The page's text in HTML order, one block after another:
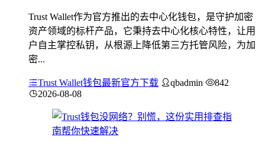
Trust Wallet作为官方推出的去中心化钱包，是守护加密
资产领域的标杆产品，它秉持去中心化核心特性，让用
户自主掌控私钥，从根源上降低第三方托管风险，为加
密...
Trust Wallet钱包最新官方下载 qbadmin
842
2026-08-08